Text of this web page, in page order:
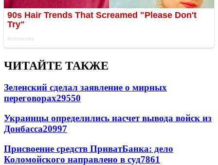
ЧИТАЙТЕ ТАКЖЕ
Зеленский сделал заявление о мирных
переговорах29550
Украинцы определились насчет вывода войск из
Донбасса20997
Присвоение средств ПриватБанка: дело
Коломойского направлено в суд7861